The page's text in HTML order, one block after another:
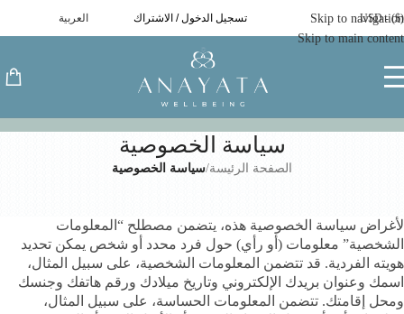
Skip to navigation
Skip to main content
($) - USD تسجيل الدخول / الاشتراك العربية
سياسة الخصوصية
الصفحة الرئيسة/سياسة الخصوصية
لأغراض سياسة الخصوصية هذه، يتضمن مصطلح “المعلومات
الشخصية” معلومات (أو رأي) حول فرد محدد أو شخص يمكن تحديد
هويته الفردية. قد تتضمن المعلومات الشخصية، على سبيل المثال،
اسمك وعنوان بريدك الإلكتروني وتاريخ ميلادك ورقم هاتفك وجنسك
ومحل إقامتك. تتضمن المعلومات الحساسة، على سبيل المثال،